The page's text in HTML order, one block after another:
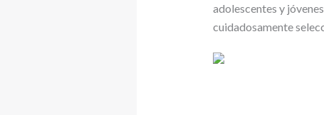
adolescentes y
cuidadosamente